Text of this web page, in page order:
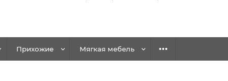
Прихожие Мягкая мебель